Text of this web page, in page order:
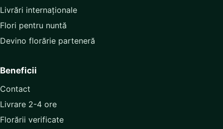
Livrări internaționale
Flori pentru nuntă
Devino florărie parteneră
Beneficii
Contact
Livrare 2-4 ore
Florării verificate